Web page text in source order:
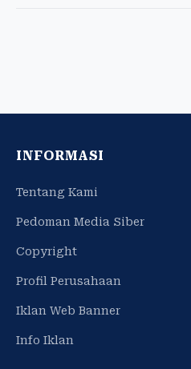
INFORMASI
Tentang Kami
Pedoman Media Siber
Copyright
Profil Perusahaan
Iklan Web Banner
Info Iklan